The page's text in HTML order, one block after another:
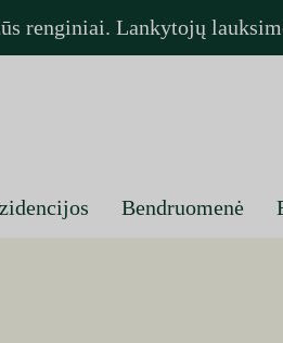
renginiai. Lankytojų
Bendruomenė